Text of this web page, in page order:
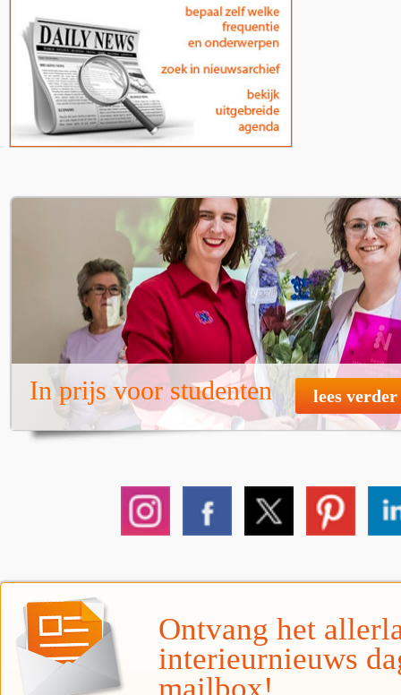
In prijs voor studenten lees verder
Ontvang het
interieurnieuws
mailbox!